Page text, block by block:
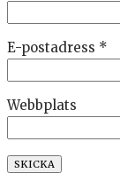
E-postadress *
Webbplats